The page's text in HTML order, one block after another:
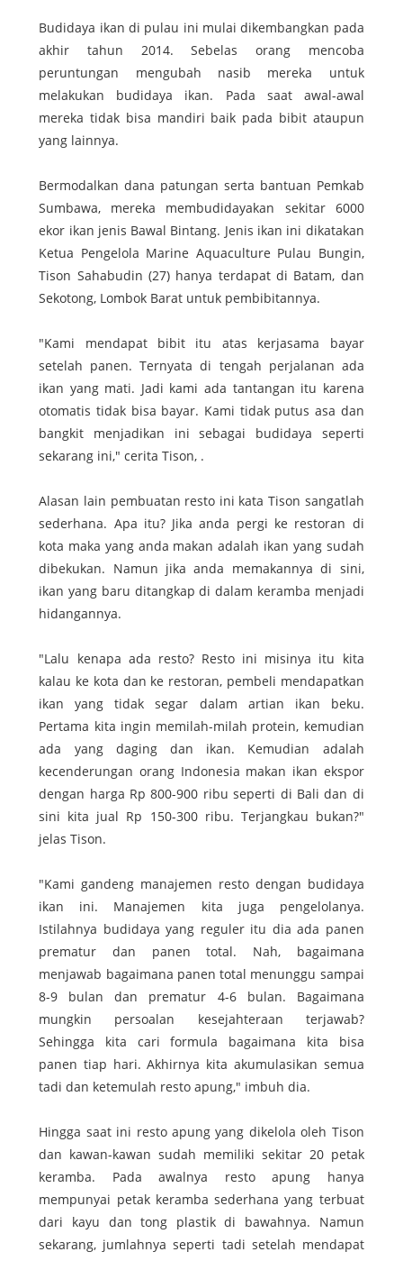
Budidaya ikan di pulau ini mulai dikembangkan pada
akhir tahun 2014. Sebelas orang mencoba
peruntungan mengubah nasib mereka untuk
melakukan budidaya ikan. Pada saat awal-awal
mereka tidak bisa mandiri baik pada bibit ataupun
yang lainnya.
Bermodalkan dana patungan serta bantuan Pemkab
Sumbawa, mereka membudidayakan sekitar 6000
ekor ikan jenis Bawal Bintang. Jenis ikan ini dikatakan
Ketua Pengelola Marine Aquaculture Pulau Bungin,
Tison Sahabudin (27) hanya terdapat di Batam, dan
Sekotong, Lombok Barat untuk pembibitannya.
"Kami mendapat bibit itu atas kerjasama bayar
setelah panen. Ternyata di tengah perjalanan ada
ikan yang mati. Jadi kami ada tantangan itu karena
otomatis tidak bisa bayar. Kami tidak putus asa dan
bangkit menjadikan ini sebagai budidaya seperti
sekarang ini," cerita Tison, .
Alasan lain pembuatan resto ini kata Tison sangatlah
sederhana. Apa itu? Jika anda pergi ke restoran di
kota maka yang anda makan adalah ikan yang sudah
dibekukan. Namun jika anda memakannya di sini,
ikan yang baru ditangkap di dalam keramba menjadi
hidangannya.
"Lalu kenapa ada resto? Resto ini misinya itu kita
kalau ke kota dan ke restoran, pembeli mendapatkan
ikan yang tidak segar dalam artian ikan beku.
Pertama kita ingin memilah-milah protein, kemudian
ada yang daging dan ikan. Kemudian adalah
kecenderungan orang Indonesia makan ikan ekspor
dengan harga Rp 800-900 ribu seperti di Bali dan di
sini kita jual Rp 150-300 ribu. Terjangkau bukan?"
jelas Tison.
"Kami gandeng manajemen resto dengan budidaya
ikan ini. Manajemen kita juga pengelolanya.
Istilahnya budidaya yang reguler itu dia ada panen
prematur dan panen total. Nah, bagaimana
menjawab bagaimana panen total menunggu sampai
8-9 bulan dan prematur 4-6 bulan. Bagaimana
mungkin persoalan kesejahteraan terjawab?
Sehingga kita cari formula bagaimana kita bisa
panen tiap hari. Akhirnya kita akumulasikan semua
tadi dan ketemulah resto apung," imbuh dia.
Hingga saat ini resto apung yang dikelola oleh Tison
dan kawan-kawan sudah memiliki sekitar 20 petak
keramba. Pada awalnya resto apung hanya
mempunyai petak keramba sederhana yang terbuat
dari kayu dan tong plastik di bawahnya. Namun
sekarang, jumlahnya seperti tadi setelah mendapat